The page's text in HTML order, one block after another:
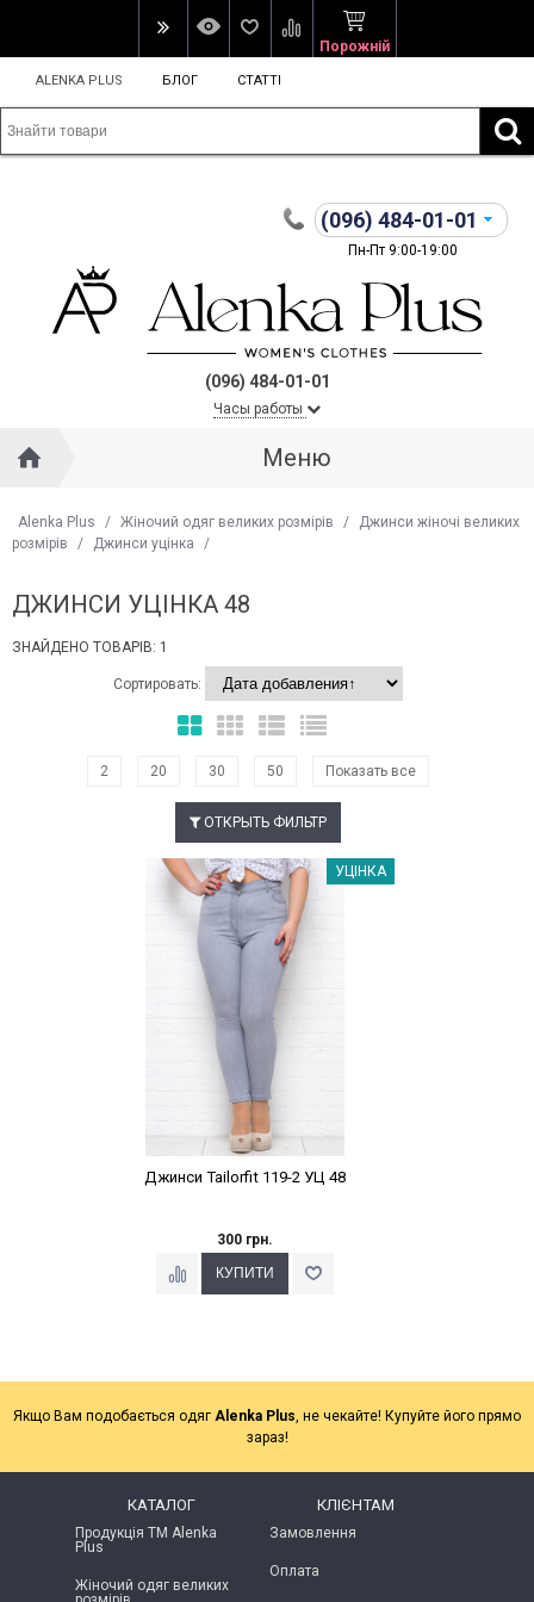
Порожній
ALENKA PLUS БЛОГ СТАТТІ
(096) 484-01-01
Пн-Пт 9:00-19:00
(096) 484-01-01
Часы работы
Меню
Alenka Plus / Жіночий одяг великих розмірів /
Джинси жіночі великих
розмірів
/ Джинси уцінка /
ДЖИНСИ УЦІНКА 48
ЗНАЙДЕНО ТОВАРІВ: 1
Сортировать:
2 20 30 50 Показать все
ОТКРЫТЬ ФИЛЬТР
Наклейки Варіант з % УЦІНКА
Джинси Tailorfit 119-2 УЦ 48
300 грн.
Якщо Вам подобається одяг Alenka Plus, не чекайте! Купуйте його прямо
зараз!
КАТАЛОГ
Продукція ТМ Alenka
Plus
Жіночий одяг великих
КЛІЄНТАМ
Замовлення
Оплата